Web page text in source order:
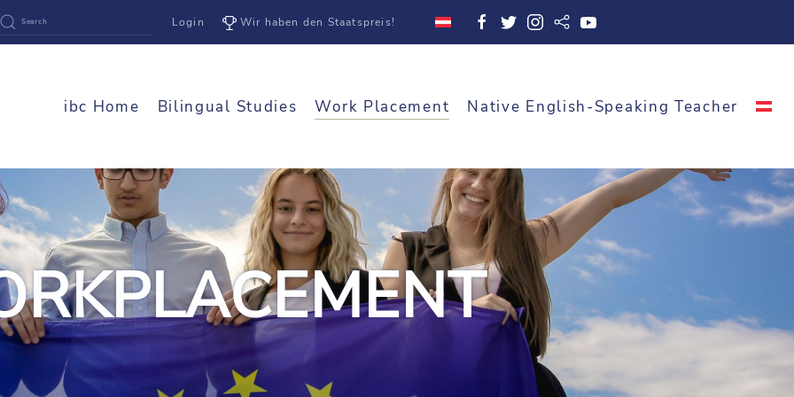
Login Wir haben den Staatspreis!
ibc Home Bilingual Studies Work Placement Native English-Speaking Teacher